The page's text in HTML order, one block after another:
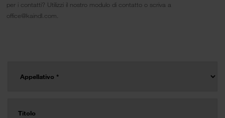
per i contatti? Utilizzi il nostro modulo di contatto o scriva a
office@kaindl.com.